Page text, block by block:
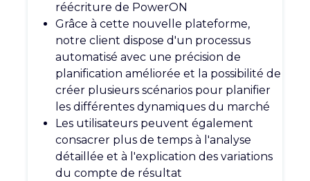
réécriture de PowerON
Grâce à cette nouvelle plateforme,
notre client dispose d'un processus
automatisé avec une précision de
planification améliorée et la possibilité de
créer plusieurs scénarios pour planifier
les différentes dynamiques du marché
Les utilisateurs peuvent également
consacrer plus de temps à l'analyse
détaillée et à l'explication des variations
du compte de résultat